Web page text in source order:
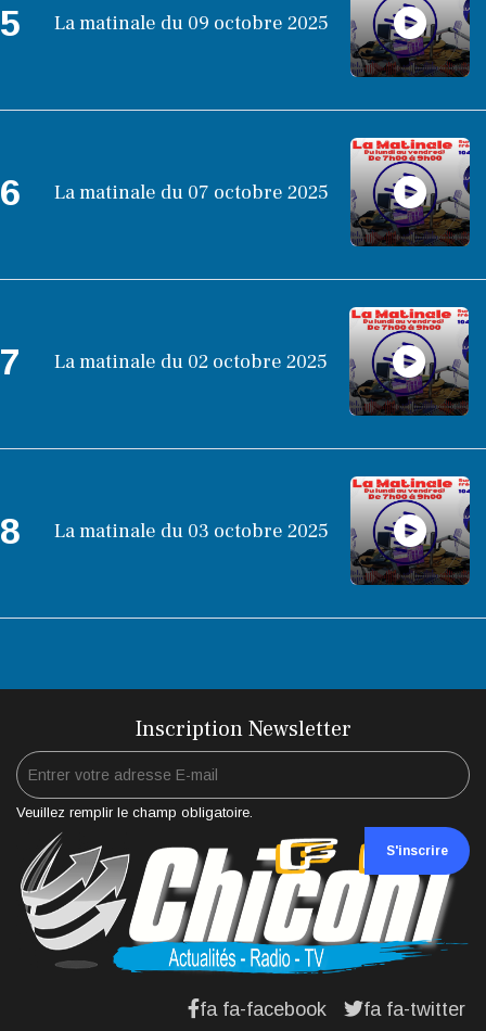
5 La matinale du 09 octobre 2025
6 La matinale du 07 octobre 2025
7 La matinale du 02 octobre 2025
8 La matinale du 03 octobre 2025
Inscription Newsletter
Veuillez remplir le champ obligatoire.
S'inscrire
fa fa-facebook fa fa-twitter